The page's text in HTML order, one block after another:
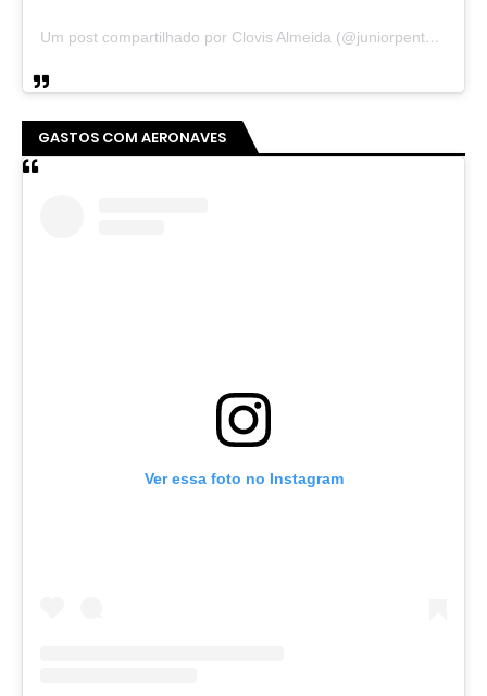
Um post compartilhado por Clovis Almeida (@juniorpentecoste01)
GASTOS COM AERONAVES
Ver essa foto no Instagram